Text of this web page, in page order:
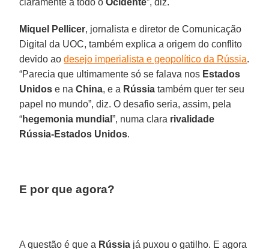
Miquel Pellicer, jornalista e diretor de Comunicação
Digital da UOC, também explica a origem do conflito
devido aodesejo imperialista e geopolítico da Rússia.
“Parecia que ultimamente só se falava nos Estados
Unidos e naChina, e a Rússia também quer ter seu
papel no mundo”, diz. O desafio seria, assim, pela
“hegemonia mundial”, numa clara rivalidade
Rússia-Estados Unidos.
E por que agora?
A questão é que a Rússia já puxou o gatilho. E agora